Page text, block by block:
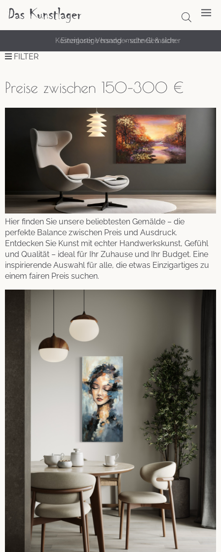
Kostenloser Versand – schnell & sicher
FILTER
Preise zwischen 150–300 €
Hier finden Sie unsere beliebtesten Gemälde – die
perfekte Balance zwischen Preis und Ausdruck.
Entdecken Sie Kunst mit echter Handwerkskunst, Gefühl
und Qualität – ideal für Ihr Zuhause und Ihr Budget. Eine
inspirierende Auswahl für alle, die etwas Einzigartiges zu
einem fairen Preis suchen.